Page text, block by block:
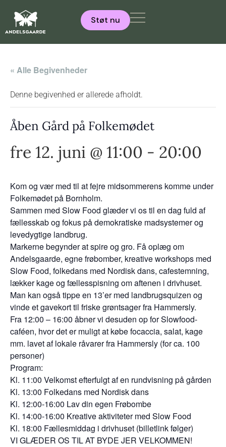
Støt nu
« Alle Begivenheder
Denne begivenhed er allerede afholdt.
Åben Gård på Folkemødet
fre 12. juni @ 11:00 - 20:00
Kom og vær med til at fejre midsommerens komme under
Folkemødet på Bornholm.
Sammen med Slow Food glæder vi os til en dag fuld af
fællesskab og fokus på demokratiske madsystemer og
levedygtige landbrug.
Markerne begynder at spire og gro. Få oplæg om
Andelsgaarde, egne frøbomber, kreative workshops med
Slow Food, folkedans med Nordisk dans, cafestemning,
lækker kage og fællesspisning om aftenen i drivhuset.
Man kan også tippe en 13’er med landbrugsquizen og
vinde et gavekort til friske grøntsager fra Hammersly.
Fra 12:00 – 16:00 åbner vi desuden op for Slowfood-
caféen, hvor det er muligt at købe focaccia, salat, kage
mm. lavet af lokale råvarer fra Hammersly (for ca. 100
personer)
Program:
Kl. 11:00 Velkomst efterfulgt af en rundvisning på gården
Kl. 13:00 Folkedans med Nordisk dans
Kl. 12:00-16:00 Lav din egen Frøbombe
Kl. 14:00-16:00 Kreative aktiviteter med Slow Food
Kl. 18:00 Fællesmiddag i drivhuset (billetlink følger)
VI GLÆDER OS TIL AT BYDE JER VELKOMMEN!